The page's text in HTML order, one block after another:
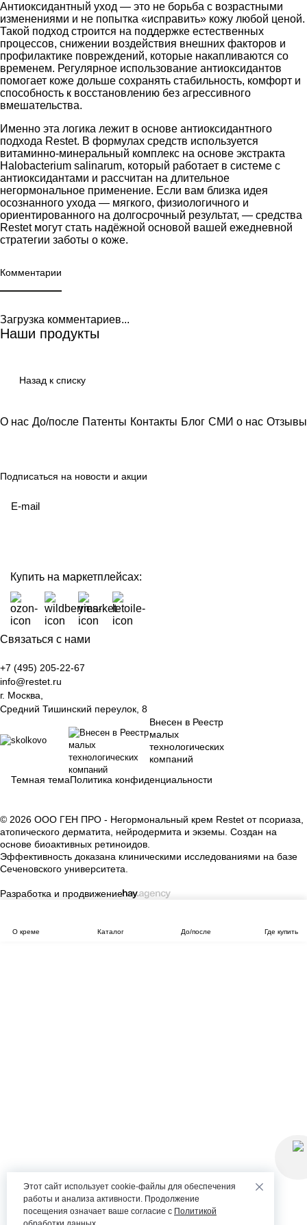
Антиоксидантный уход — это не борьба с возрастными
изменениями и не попытка «исправить» кожу любой ценой.
Такой подход строится на поддержке естественных
процессов, снижении воздействия внешних факторов и
профилактике повреждений, которые накапливаются со
временем. Регулярное использование антиоксидантов
помогает коже дольше сохранять стабильность, комфорт и
способность к восстановлению без агрессивного
вмешательства.
Именно эта логика лежит в основе антиоксидантного
подхода Restet. В формулах средств используется
витаминно-минеральный комплекс на основе экстракта
Halobacterium salinarum, который работает в системе с
антиоксидантами и рассчитан на длительное
негормональное применение. Если вам близка идея
осознанного ухода — мягкого, физиологичного и
ориентированного на долгосрочный результат, — средства
Restetмогут стать надёжной основой вашей ежедневной
стратегии заботы о коже.
Комментарии
Загрузка комментариев...
Наши продукты
Назад к списку
О нас До/после Патенты Контакты Блог СМИ о нас Отзывы
Подписаться на новости и акции
Купить на маркетплейсах:
Связаться с нами
+7 (495) 205-22-67
info@restet.ru
г. Москва,
Средний Тишинский переулок, 8
Внесен в Реестр
малых
технологических
компаний
Темная темаПолитика конфиденциальности
© 2026 ООО ГЕН ПРО - Негормональный крем Restet от псориаза,
атопического дерматита, нейродермита и экземы. Создан на
основе биоактивных ретиноидов.
Эффективность доказана клиническими исследованиями на базе
Сеченовского университета.
Разработка и продвижение
О креме Каталог До/после Где купить
Этот сайт использует cookie-файлы для обеспечения
работы и анализа активности. Продолжение
посещения означает ваше согласие с Политикой